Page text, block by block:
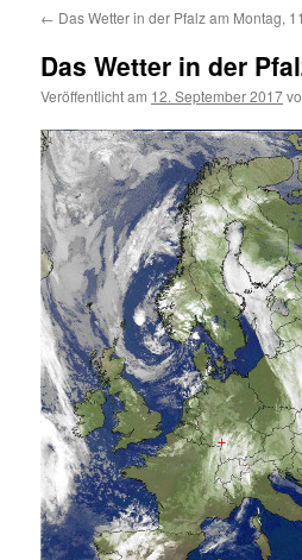
← Das Wetter in der Pfalz am Montag,
Das Wetter in der
Veröffentlicht am 12. September 2017